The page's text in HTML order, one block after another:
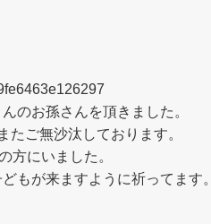
のお孫さんを頂きました。
ご無沙汰しております。
方にいました。
もが来ますように祈ってます。